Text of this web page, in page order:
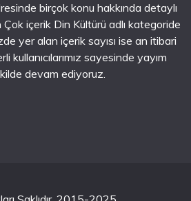
birçok konu hakkında detaylı
içerik Din Kültürü adlı kategoride
yer alan içerik sayısı ise an itibari
kullanıcılarımız sayesinde yayım
devam ediyoruz.